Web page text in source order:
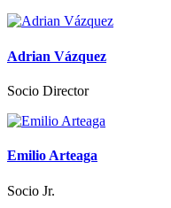
Adrian Vázquez
Socio Director
Emilio Arteaga
Socio Jr.